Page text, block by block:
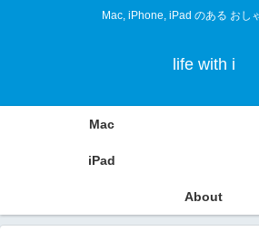
Mac, iPhone, iPad のある おし
life with i
Mac
iPad
About